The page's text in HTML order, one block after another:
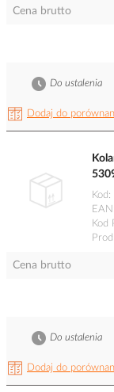
Cena brutto
Dodaj do
Do ustalenia
Kod
EAN
Kod
Cena brutto
Dodaj do
Do ustalenia